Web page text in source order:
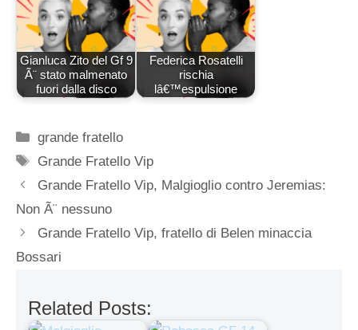
Gianluca Zito del Gf 9
Ã¨ stato malmenato
fuori dalla disco
Federica Rosatelli
rischia
lâ€™espulsione
Categorie
grande fratello
Tag
Grande Fratello Vip
Grande Fratello Vip, Malgioglio contro Jeremias:
Non Ã¨ nessuno
Grande Fratello Vip, fratello di Belen minaccia
Bossari
Related Posts: